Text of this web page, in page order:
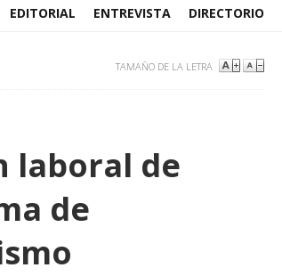
EDITORIAL ENTREVISTA DIRECTORIO
TAMAÑO DE LA LETRA
laboral de
de